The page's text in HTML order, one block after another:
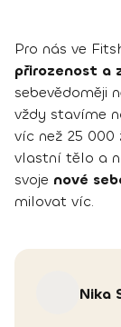
Pro nás ve
přirozenost a
sebevědoměji
vždy stavíme
víc než 25 000
vlastní tělo a
svoje nové
milovat víc.
Nika